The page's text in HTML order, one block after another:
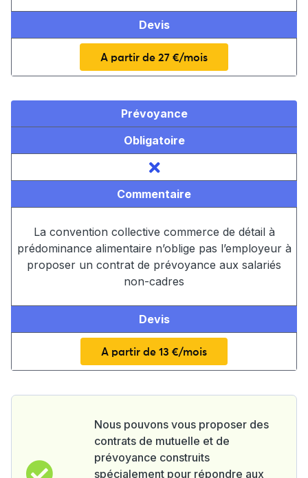
Devis
A partir de 27 €/mois
Prévoyance
Obligatoire
Commentaire
La convention collective commerce de détail à
prédominance alimentaire n’oblige pas l’employeur à
proposer un contrat de prévoyance aux salariés
non-cadres
Devis
A partir de 13 €/mois
Nous pouvons vous proposer des
contrats de mutuelle et de
prévoyance construits
spécialement pour répondre aux